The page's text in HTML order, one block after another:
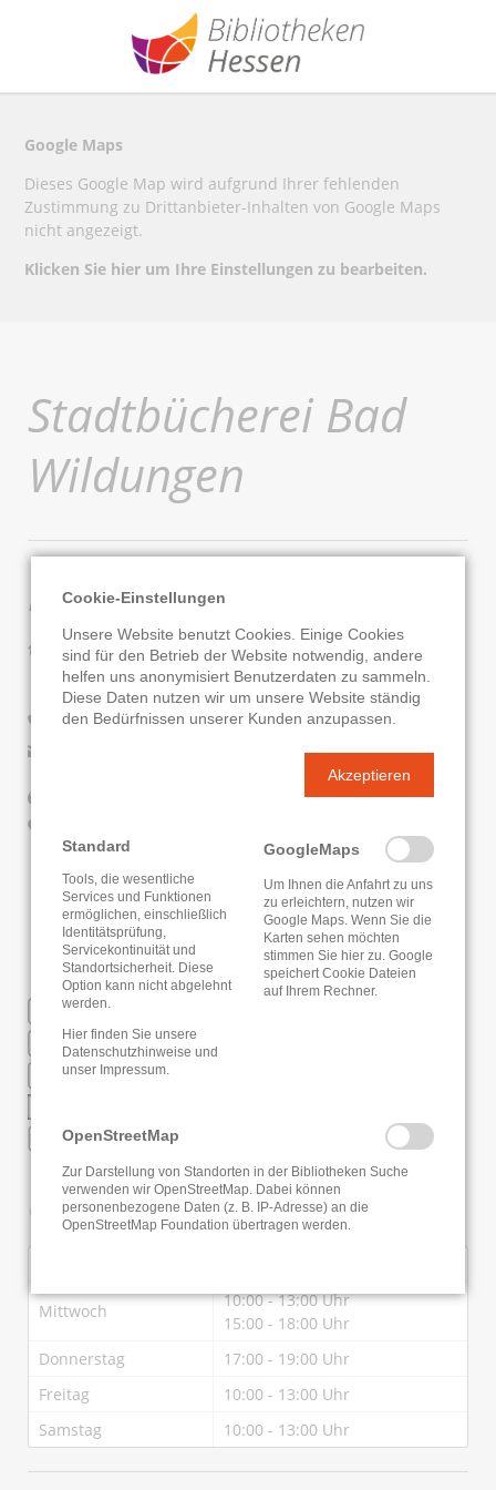
Google Maps
Dieses Google Map wird aufgrund Ihrer fehlenden
Zustimmung zu Drittanbieter-Inhalten von Google Maps
nicht angezeigt.
Klicken Sie hier um Ihre Einstellungen zu bearbeiten.
Stadtbücherei Bad
Wildungen
Kontaktdaten
Stadtbücherei Bad Wildungen
Kornstraße 3
34537 Bad Wildungen
05621/701-451
KATALOG ONLEIHE
WLAN
Regionale Fernleihe
Regionaler Bibliotheksausweis
Online Anmeldung
Öffnungszeiten
Mittwoch
10:00 - 13:00 Uhr
15:00 - 18:00 Uhr
Donnerstag
17:00 - 19:00 Uhr
Freitag
10:00 - 13:00 Uhr
Samstag
10:00 - 13:00 Uhr
Cookie-Einstellungen
Unsere Website benutzt Cookies. Einige Cookies
sind für den Betrieb der Website notwendig, andere
helfen uns anonymisiert Benutzerdaten zu sammeln.
Diese Daten nutzen wir um unsere Website ständig
den Bedürfnissen unserer Kunden anzupassen.
Akzeptieren
Standard
Tools, die wesentliche
Services und Funktionen
ermöglichen, einschließlich
Identitätsprüfung,
Servicekontinuität und
Standortsicherheit. Diese
Option kann nicht abgelehnt
werden.
Hier finden Sie unsere
Datenschutzhinweise und
unser Impressum.
GoogleMaps
Um Ihnen die Anfahrt zu uns
zu erleichtern, nutzen wir
Google Maps. Wenn Sie die
Karten sehen möchten
stimmen Sie hier zu. Google
speichert Cookie Dateien
auf Ihrem Rechner.
OpenStreetMap
Zur Darstellung von Standorten in der Bibliotheken Suche
verwenden wir OpenStreetMap. Dabei können
personenbezogene Daten (z. B. IP-Adresse) an die
OpenStreetMap Foundation übertragen werden.